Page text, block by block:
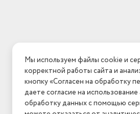
Мы используем файлы cookie и
корректной работы сайта и
кнопку «Согласен на обработку
даете согласие на
обработку данных с помощью